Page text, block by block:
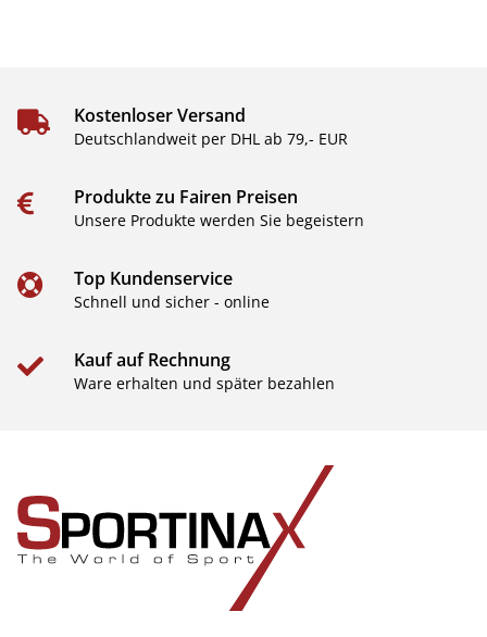
Kostenloser Versand
Deutschlandweit per DHL ab 79,- EUR
Produkte zu Fairen Preisen
Unsere Produkte werden Sie begeistern
Top Kundenservice
Schnell und sicher - online
Kauf auf Rechnung
Ware erhalten und später bezahlen